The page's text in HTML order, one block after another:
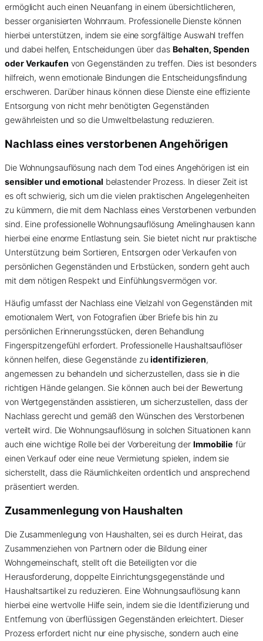
ermöglicht auch einen Neuanfang in einem übersichtlicheren,
besser organisierten Wohnraum. Professionelle Dienste können
hierbei unterstützen, indem sie eine sorgfältige Auswahl treffen
und dabei helfen, Entscheidungen über das Behalten, Spenden
oder Verkaufen von Gegenständen zu treffen. Dies ist besonders
hilfreich, wenn emotionale Bindungen die Entscheidungsfindung
erschweren. Darüber hinaus können diese Dienste eine effiziente
Entsorgung von nicht mehr benötigten Gegenständen
gewährleisten und so die Umweltbelastung reduzieren.
Nachlass eines verstorbenen Angehörigen
Die Wohnungsauflösung nach dem Tod eines Angehörigen ist ein
sensibler und emotional belastender Prozess. In dieser Zeit ist
es oft schwierig, sich um die vielen praktischen Angelegenheiten
zu kümmern, die mit dem Nachlass eines Verstorbenen verbunden
sind. Eine professionelle Wohnungsauflösung Amelinghausen kann
hierbei eine enorme Entlastung sein. Sie bietet nicht nur praktische
Unterstützung beim Sortieren, Entsorgen oder Verkaufen von
persönlichen Gegenständen und Erbstücken, sondern geht auch
mit dem nötigen Respekt und Einfühlungsvermögen vor.
Häufig umfasst der Nachlass eine Vielzahl von Gegenständen mit
emotionalem Wert, von Fotografien über Briefe bis hin zu
persönlichen Erinnerungsstücken, deren Behandlung
Fingerspitzengefühl erfordert. Professionelle Haushaltsauflöser
können helfen, diese Gegenstände zuidentifizieren,
angemessen zu behandeln und sicherzustellen, dass sie in die
richtigen Hände gelangen. Sie können auch bei der Bewertung
von Wertgegenständen assistieren, um sicherzustellen, dass der
Nachlass gerecht und gemäß den Wünschen des Verstorbenen
verteilt wird. Die Wohnungsauflösung in solchen Situationen kann
auch eine wichtige Rolle bei der Vorbereitung der Immobilie für
einen Verkauf oder eine neue Vermietung spielen, indem sie
sicherstellt, dass die Räumlichkeiten ordentlich und ansprechend
präsentiert werden.
Zusammenlegung von Haushalten
Die Zusammenlegung von Haushalten, sei es durch Heirat, das
Zusammenziehen von Partnern oder die Bildung einer
Wohngemeinschaft, stellt oft die Beteiligten vor die
Herausforderung, doppelte Einrichtungsgegenstände und
Haushaltsartikel zu reduzieren. Eine Wohnungsauflösung kann
hierbei eine wertvolle Hilfe sein, indem sie die Identifizierung und
Entfernung von überflüssigen Gegenständen erleichtert. Dieser
Prozess erfordert nicht nur eine physische, sondern auch eine